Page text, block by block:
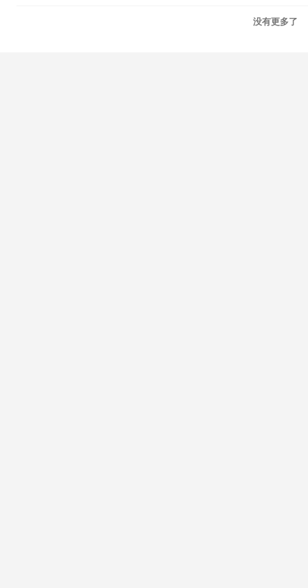
没有更多了